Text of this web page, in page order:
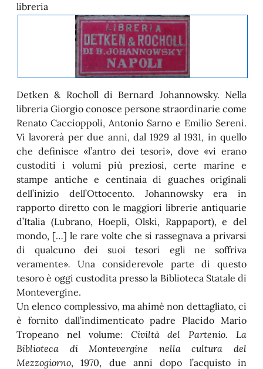
libreria
Detken & Rocholl di Bernard Johannowsky. Nella
libreria Giorgio conosce persone straordinarie come
Renato Caccioppoli, Antonio Sarno e Emilio Sereni.
Vi lavorerà per due anni, dal 1929 al 1931, in quello
che definisce «l’antro dei tesori», dove «vi erano
custoditi i volumi più preziosi, certe marine e
stampe antiche e centinaia di guaches originali
dell’inizio dell’Ottocento. Johannowsky era in
rapporto diretto con le maggiori librerie antiquarie
d’Italia (Lubrano, Hoepli, Olski, Rappaport), e del
mondo, […] le rare volte che si rassegnava a privarsi
di qualcuno dei suoi tesori egli ne soffriva
veramente». Una considerevole parte di questo
tesoro è oggi custodita presso la Biblioteca Statale di
Montevergine.
Un elenco complessivo, ma ahimè non dettagliato, ci
è fornito dall’indimenticato padre Placido Mario
Tropeano nel volume: Civiltà del Partenio. La
Biblioteca di Montevergine nella cultura del
Mezzogiorno, 1970, due anni dopo l’acquisto in